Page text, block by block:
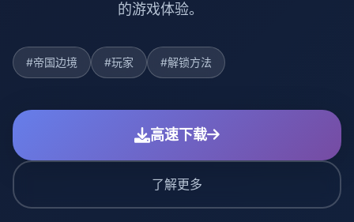
的游戏体验。
#帝国边境 #玩家 #解锁方法
高速下载
了解更多